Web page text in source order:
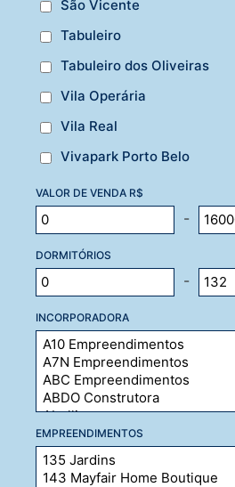
São Vicente
Tabuleiro
Tabuleiro dos Oliveiras
Vila Operária
Vila Real
Vivapark Porto Belo
VALOR DE VENDA R$
-
DORMITÓRIOS
-
INCORPORADORA
EMPREENDIMENTOS